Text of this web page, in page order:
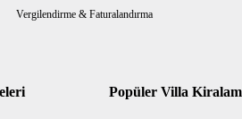
Vergilendirme & Faturalandırma
Popüler Villa